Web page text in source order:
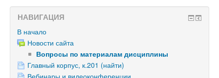
НАВИГАЦИЯ
В начало
Новости сайта
Вопросы по материалам дисциплины
Главный корпус, к.201 (найти)
Вебинары и видеоконференции